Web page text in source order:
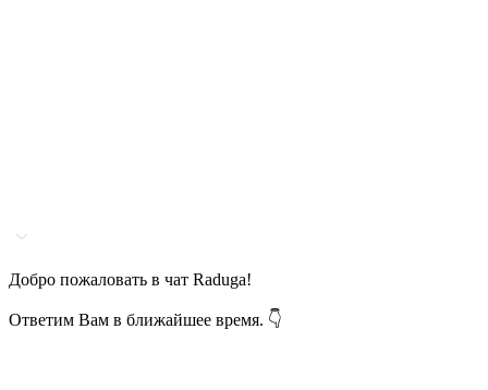
Добро пожаловать в чат Raduga!
Ответим Вам в ближайшее время. 👇